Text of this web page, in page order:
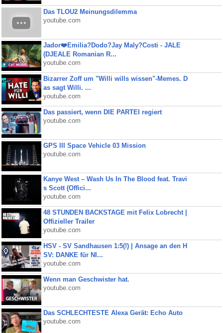
Das TLOU2 Meinungsdilemma
youtube.com
Jador❤️Emilia?Dodo?Jay Maly?Costi - JALE
(DJEALE Romanian R...
youtube.com
Bizarrer Zoff um "Willi wills wissen"-Memes. D
as sagt Willi. ...
youtube.com
Das passiert, wenn DIE PARTEI regiert
youtube.com
GPS III Space Vehicle 03 Mission
youtube.com
Kanye West – Wash Us In The Blood feat. Travi
s Scott (Offici...
youtube.com
48 STUNDEN BACKSTAGE mit Felix Lobrecht |
Offizieller Trailer
youtube.com
HSV - SV Sandhausen 1:5(!) | Ansage an den H
SV: DANKE für NI...
youtube.com
Wenn man Geschwister hat.
youtube.com
Das SCHLECHTESTE Alexa Gerät: Echo Auto
youtube.com